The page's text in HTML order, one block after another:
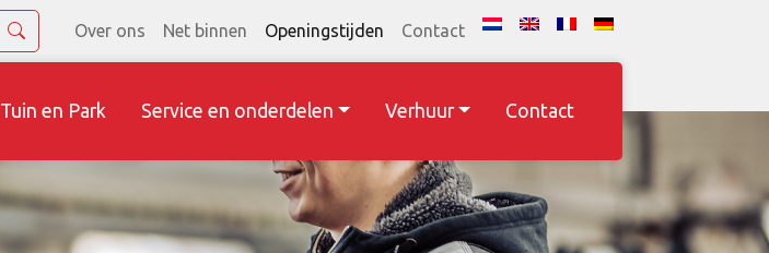
Over ons Net binnen Openingstijden Contact
Tuin en Park Service en onderdelen Verhuur Contact